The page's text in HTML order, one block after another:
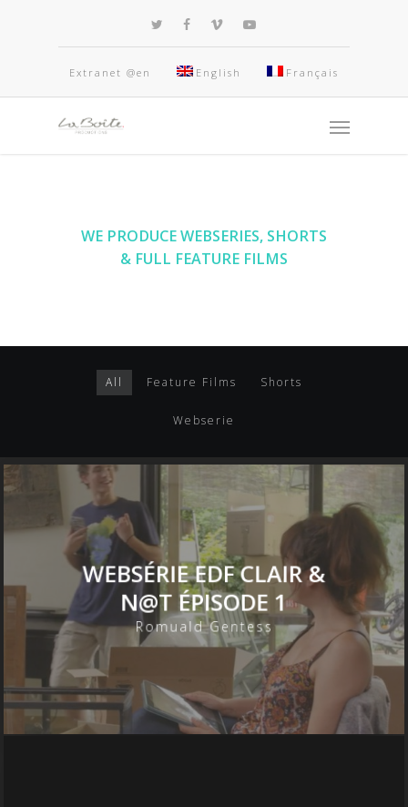
Extranet @en English Français
WE PRODUCE WEBSERIES, SHORTS
& FULL FEATURE FILMS
All Feature Films Shorts
Webserie
WEBSÉRIE EDF CLAIR &
N@T ÉPISODE 1
Romuald Gentess